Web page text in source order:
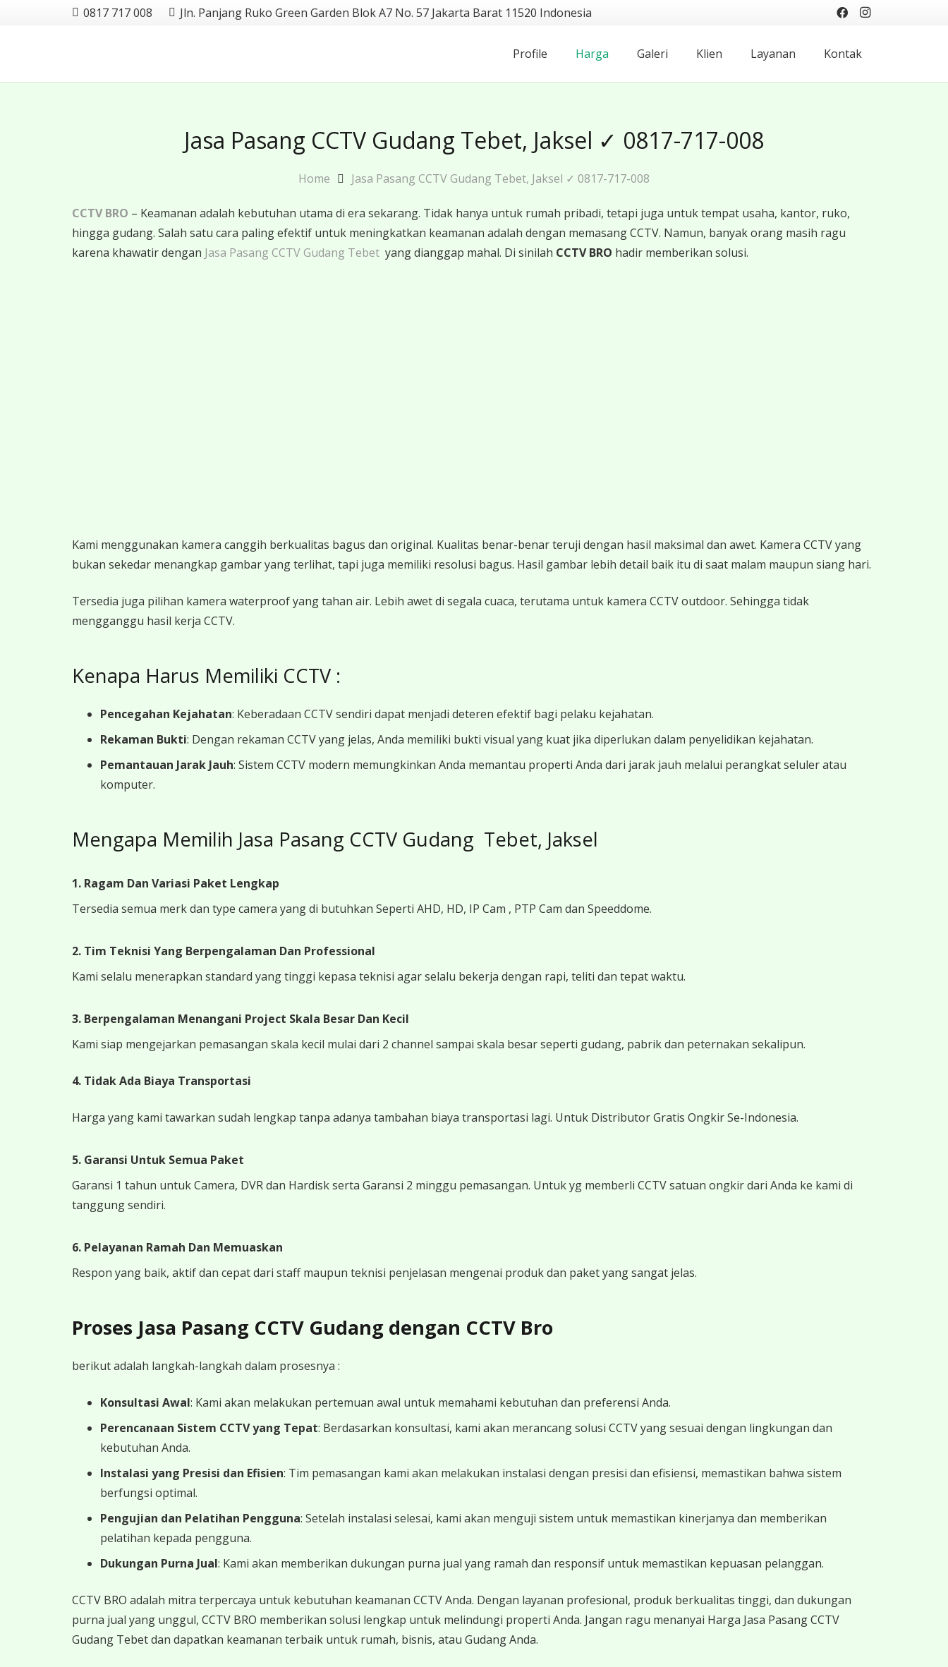
0817 717 008 Jln. Panjang Ruko Green Garden Blok A7 No. 57 Jakarta Barat 11520 Indonesia
Profile Harga Galeri Klien Layanan Kontak
Jasa Pasang CCTV Gudang Tebet, Jaksel ✓ 0817-717-008
Home Jasa Pasang CCTV Gudang Tebet, Jaksel ✓ 0817-717-008
CCTV BRO – Keamanan adalah kebutuhan utama di era sekarang. Tidak hanya untuk rumah pribadi, tetapi juga untuk tempat usaha, kantor, ruko,
hingga gudang. Salah satu cara paling efektif untuk meningkatkan keamanan adalah dengan memasang CCTV. Namun, banyak orang masih ragu
karena khawatir dengan Jasa Pasang CCTV Gudang Tebet yang dianggap mahal. Di sinilah CCTV BRO hadir memberikan solusi.
Kami menggunakan kamera canggih berkualitas bagus dan original. Kualitas benar-benar teruji dengan hasil maksimal dan awet. Kamera CCTV yang
bukan sekedar menangkap gambar yang terlihat, tapi juga memiliki resolusi bagus. Hasil gambar lebih detail baik itu di saat malam maupun siang hari.
Tersedia juga pilihan kamera waterproof yang tahan air. Lebih awet di segala cuaca, terutama untuk kamera CCTV outdoor. Sehingga tidak
mengganggu hasil kerja CCTV.
Kenapa Harus Memiliki CCTV :
Pencegahan Kejahatan: Keberadaan CCTV sendiri dapat menjadi deteren efektif bagi pelaku kejahatan.
Rekaman Bukti: Dengan rekaman CCTV yang jelas, Anda memiliki bukti visual yang kuat jika diperlukan dalam penyelidikan kejahatan.
Pemantauan Jarak Jauh: Sistem CCTV modern memungkinkan Anda memantau properti Anda dari jarak jauh melalui perangkat seluler atau
komputer.
Mengapa Memilih Jasa Pasang CCTV Gudang Tebet, Jaksel
1. Ragam Dan Variasi Paket Lengkap
Tersedia semua merk dan type camera yang di butuhkan Seperti AHD, HD, IP Cam , PTP Cam dan Speeddome.
2. Tim Teknisi Yang Berpengalaman Dan Professional
Kami selalu menerapkan standard yang tinggi kepasa teknisi agar selalu bekerja dengan rapi, teliti dan tepat waktu.
3. Berpengalaman Menangani Project Skala Besar Dan Kecil
Kami siap mengejarkan pemasangan skala kecil mulai dari 2 channel sampai skala besar seperti gudang, pabrik dan peternakan sekalipun.
4. Tidak Ada Biaya Transportasi
Harga yang kami tawarkan sudah lengkap tanpa adanya tambahan biaya transportasi lagi. Untuk Distributor Gratis Ongkir Se-Indonesia.
5. Garansi Untuk Semua Paket
Garansi 1 tahun untuk Camera, DVR dan Hardisk serta Garansi 2 minggu pemasangan. Untuk yg memberli CCTV satuan ongkir dari Anda ke kami di
tanggung sendiri.
6. Pelayanan Ramah Dan Memuaskan
Respon yang baik, aktif dan cepat dari staff maupun teknisi penjelasan mengenai produk dan paket yang sangat jelas.
Proses Jasa Pasang CCTV Gudang dengan CCTV Bro
berikut adalah langkah-langkah dalam prosesnya :
Konsultasi Awal: Kami akan melakukan pertemuan awal untuk memahami kebutuhan dan preferensi Anda.
Perencanaan Sistem CCTV yang Tepat: Berdasarkan konsultasi, kami akan merancang solusi CCTV yang sesuai dengan lingkungan dan
kebutuhan Anda.
Instalasi yang Presisi dan Efisien: Tim pemasangan kami akan melakukan instalasi dengan presisi dan efisiensi, memastikan bahwa sistem
berfungsi optimal.
Pengujian dan Pelatihan Pengguna: Setelah instalasi selesai, kami akan menguji sistem untuk memastikan kinerjanya dan memberikan
pelatihan kepada pengguna.
Dukungan Purna Jual: Kami akan memberikan dukungan purna jual yang ramah dan responsif untuk memastikan kepuasan pelanggan.
CCTV BRO adalah mitra terpercaya untuk kebutuhan keamanan CCTV Anda. Dengan layanan profesional, produk berkualitas tinggi, dan dukungan
purna jual yang unggul, CCTV BRO memberikan solusi lengkap untuk melindungi properti Anda. Jangan ragu menanyai Harga Jasa Pasang CCTV
Gudang Tebet dan dapatkan keamanan terbaik untuk rumah, bisnis, atau Gudang Anda.